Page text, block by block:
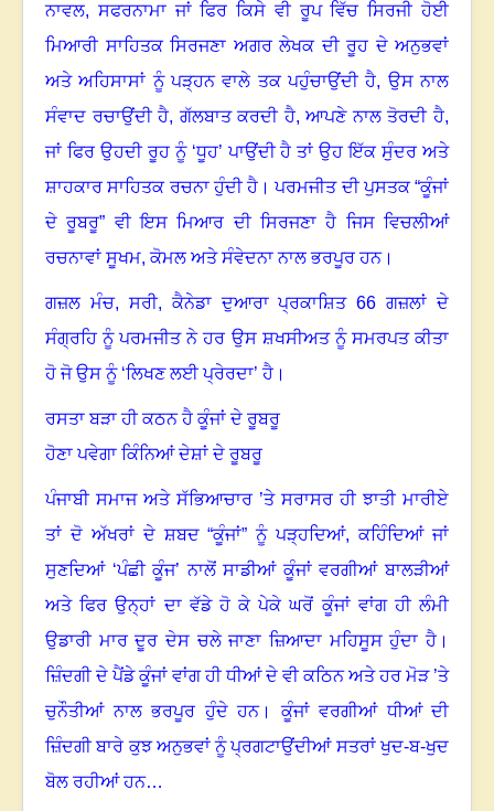
ਨਾਵਲ, ਸਫਰਨਾਮਾ ਜਾਂ ਫਿਰ ਕਿਸੇ ਵੀ ਰੂਪ ਵਿੱਚ ਸਿਰਜੀ ਹੋਈ
ਮਿਆਰੀ ਸਾਹਿਤਕ ਸਿਰਜਣਾ ਅਗਰ ਲੇਖਕ ਦੀ ਰੂਹ ਦੇ ਅਨੁਭਵਾਂ
ਅਤੇ ਅਹਿਸਾਸਾਂ ਨੂੰ ਪੜ੍ਹਨ ਵਾਲੇ ਤਕ ਪਹੁੰਚਾਉਂਦੀ ਹੈ, ਉਸ ਨਾਲ
ਸੰਵਾਦ ਰਚਾਉਂਦੀ ਹੈ, ਗੱਲਬਾਤ ਕਰਦੀ ਹੈ,ਆਪਣੇ ਨਾਲ ਤੋਰਦੀ ਹੈ,
ਜਾਂ ਫਿਰ ਉਹਦੀ ਰੂਹ ਨੂੰ ‘ਧੂਹ’ ਪਾਉਂਦੀ ਹੈ ਤਾਂ ਉਹ ਇੱਕ ਸੁੰਦਰ ਅਤੇ
ਸ਼ਾਹਕਾਰ ਸਾਹਿਤਕ ਰਚਨਾ ਹੁੰਦੀ ਹੈ ।ਪਰਮਜੀਤ ਦੀ ਪੁਸਤਕ “ਕੂੰਜਾਂ
ਦੇ ਰੂਬਰੂ” ਵੀ ਇਸ ਮਿਆਰ ਦੀ ਸਿਰਜਣਾ ਹੈ ਜਿਸ ਵਿਚਲੀਆਂ
ਰਚਨਾਵਾਂ ਸੂਖਮ,ਕੋਮਲ ਅਤੇ ਸੰਵੇਦਨਾ ਨਾਲ ਭਰਪੂਰ ਹਨ।
ਗਜ਼ਲ ਮੰਚ, ਸਰੀ,ਕੈਨੇਡਾ ਦੁਆਰਾ ਪ੍ਰਕਾਸ਼ਿਤ66ਗਜ਼ਲਾਂ ਦੇ
ਸੰਗ੍ਰਹਿ ਨੂੰ ਪਰਮਜੀਤ ਨੇ ਹਰ ਉਸ ਸ਼ਖਸੀਅਤ ਨੂੰ ਸਮਰਪਤ ਕੀਤਾ
ਹੋ ਜੋ ਉਸ ਨੂੰ ‘ਲਿਖਣ ਲਈ ਪ੍ਰੇਰਦਾ’ ਹੈ ।
ਰਸਤਾ ਬੜਾ ਹੀ ਕਠਨ ਹੈ ਕੂੰਜਾਂ ਦੇ ਰੂਬਰੂ
ਹੋਣਾ ਪਵੇਗਾ ਕਿੰਨਿਆਂ ਦੇਸ਼ਾਂ ਦੇ ਰੂਬਰੂ
ਪੰਜਾਬੀ ਸਮਾਜ ਅਤੇ ਸੱਭਿਆਚਾਰ ’ਤੇ ਸਰਾਸਰ ਹੀ ਝਾਤੀ ਮਾਰੀਏ
ਤਾਂ ਦੋ ਅੱਖਰਾਂ ਦੇ ਸ਼ਬਦ “ਕੂੰਜਾਂ” ਨੂੰ ਪੜ੍ਹਦਿਆਂ,ਕਹਿੰਦਿਆਂ ਜਾਂ
ਸੁਣਦਿਆਂ ‘ਪੰਛੀ ਕੂੰਜ’ ਨਾਲੋਂ ਸਾਡੀਆਂ ਕੂੰਜਾਂ ਵਰਗੀਆਂ ਬਾਲੜੀਆਂ
ਅਤੇ ਫਿਰ ਉਨ੍ਹਾਂ ਦਾ ਵੱਡੇ ਹੋ ਕੇ ਪੇਕੇ ਘਰੋਂ ਕੂੰਜਾਂ ਵਾਂਗ ਹੀ ਲੰਮੀ
ਉਡਾਰੀ ਮਾਰ ਦੂਰ ਦੇਸ ਚਲੇ ਜਾਣਾ ਜ਼ਿਆਦਾ ਮਹਿਸੂਸ ਹੁੰਦਾ ਹੈ ।
ਜ਼ਿੰਦਗੀ ਦੇ ਪੈਂਡੇ ਕੂੰਜਾਂ ਵਾਂਗ ਹੀ ਧੀਆਂ ਦੇ ਵੀ ਕਠਿਨ ਅਤੇ ਹਰ ਮੋੜ ’ਤੇ
ਚੁਨੌਤੀਆਂ ਨਾਲ ਭਰਪੂਰ ਹੁੰਦੇ ਹਨ।ਕੂੰਜਾਂ ਵਰਗੀਆਂ ਧੀਆਂ ਦੀ
ਜ਼ਿੰਦਗੀ ਬਾਰੇ ਕੁਝ ਅਨੁਭਵਾਂ ਨੂੰ ਪ੍ਰਗਟਾਉਂਦੀਆਂ ਸਤਰਾਂ ਖੁਦ-ਬ-ਖੁਦ
ਬੋਲ ਰਹੀਆਂ ਹਨ…